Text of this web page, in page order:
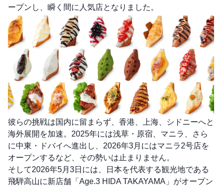
ープンし、瞬く間に人気店となりました。
彼らの挑戦は国内に留まらず、香港、上海、シドニーへと
海外展開を加速。2025年には浅草・原宿、マニラ、さら
に中東・ドバイへ進出し、2026年3月にはマニラ2号店を
オープンするなど、その勢いは止まりません。
そして2026年5月3日には、日本を代表する観光地である
飛騨高山に新店舗「Age.3 HIDA TAKAYAMA」がオープン